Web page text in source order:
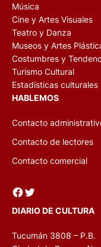
Música
Cine y Artes Visuales
Teatro y Danza
Museos y Artes
Costumbres y
Turismo Cultural
Estadísticas culturales
HABLEMOS
Contacto
Contacto de lectores
Contacto comercial
Facebook Twitter
DIARIO DE CULTURA
Tucumán 3808 – P.B.